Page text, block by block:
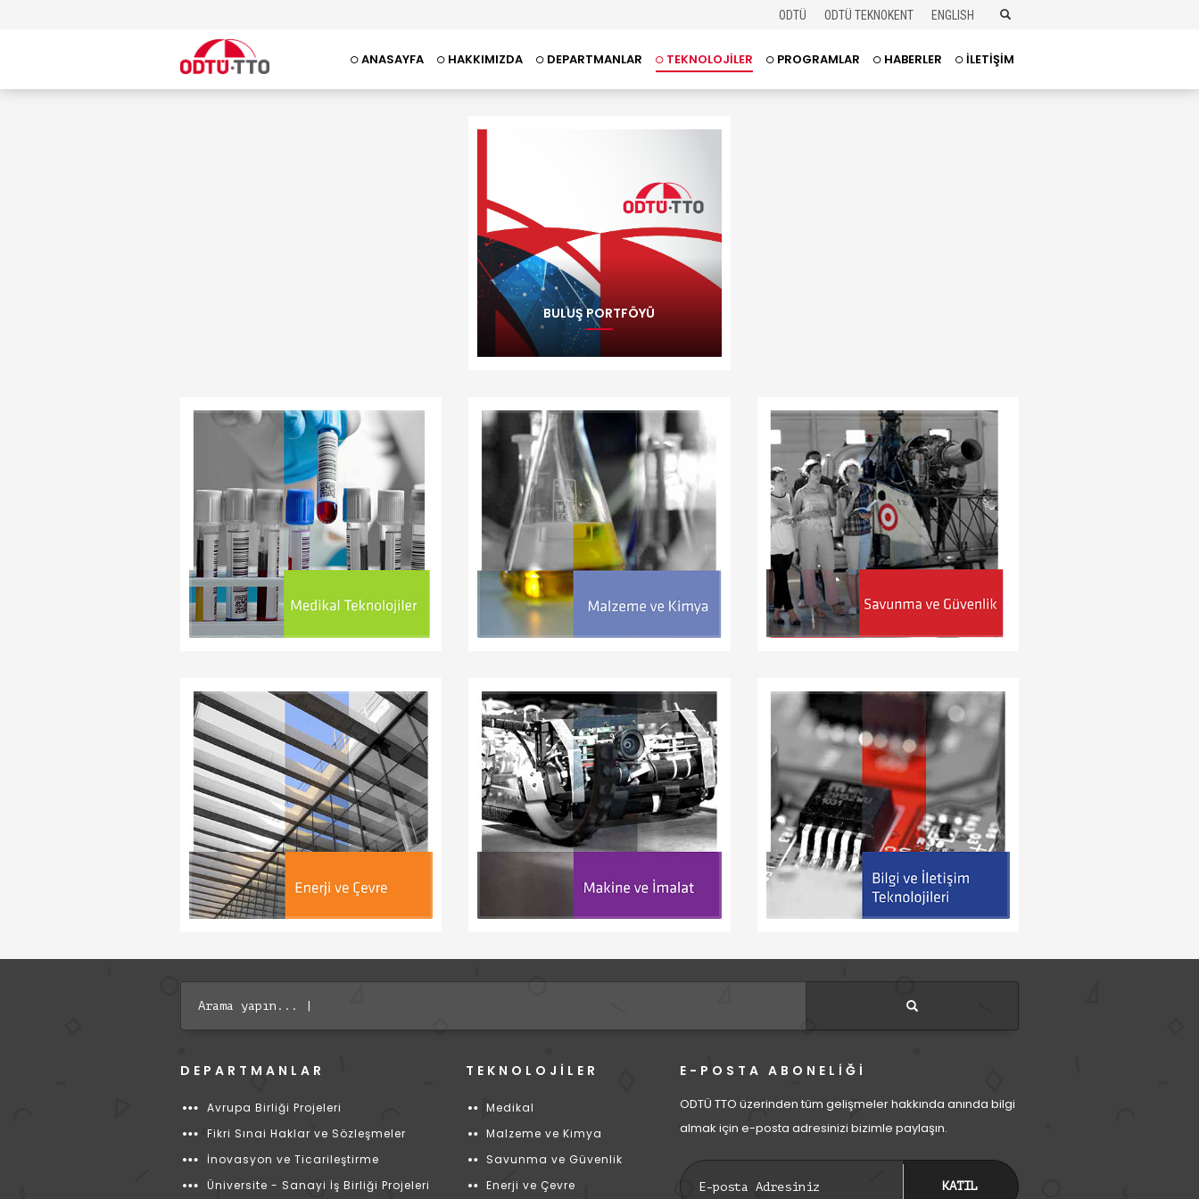
ODTÜ ODTÜ TEKNOKENT ENGLISH
ANASAYFA HAKKIMIZDA DEPARTMANLAR TEKNOLOJİLER PROGRAMLAR HABERLER İLETİŞİM
BULUŞ PORTFÖYÜ
Arama yapın...
DEPARTMANLAR
Avrupa Birliği Projeleri
Fikri Sınai Haklar ve Sözleşmeler
İnovasyon ve Ticarileştirme
Üniversite - Sanayi İş Birliği Projeleri
TEKNOLOJİLER
Medikal
Malzeme ve Kimya
Savunma ve Güvenlik
Enerji ve Çevre
E-POSTA ABONELİĞİ
ODTÜ TTO üzerinden tüm gelişmeler hakkında anında bilgi
almak için e-posta adresinizi bizimle paylaşın.
KATIL